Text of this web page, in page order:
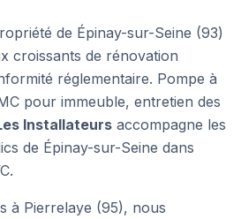
de Épinay-sur-Seine (93)
croissants de rénovation
réglementaire. Pompe à
pour immeuble, entretien des
Installateurs accompagne les
de Épinay-sur-Seine dans
à Pierrelaye (95), nous